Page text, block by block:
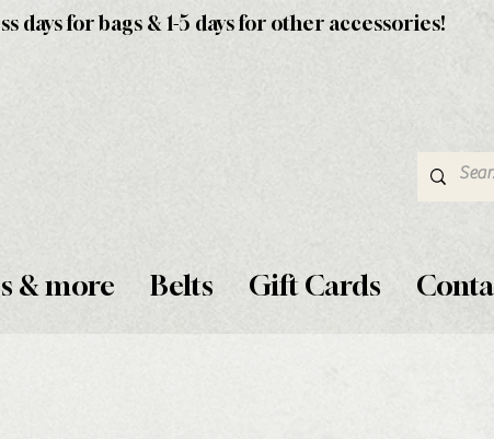
days for bags & 1-5 days for other accessories!
& more Belts Gift Cards